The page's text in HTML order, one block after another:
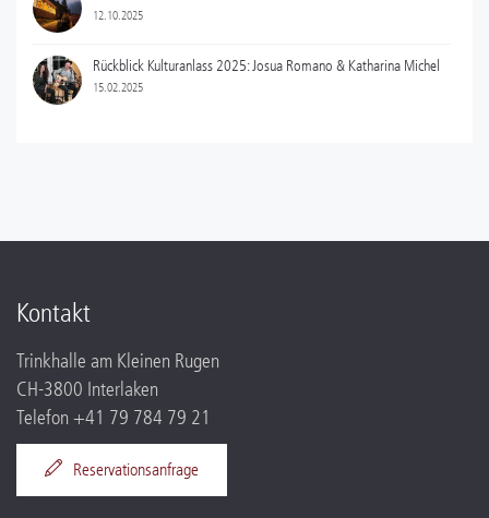
12.10.2025
Rückblick Kulturanlass 2025: Josua Romano & Katharina Michel
15.02.2025
Kontakt
Trinkhalle am Kleinen Rugen
CH-3800 Interlaken
Telefon +41 79 784 79 21
Reservationsanfrage